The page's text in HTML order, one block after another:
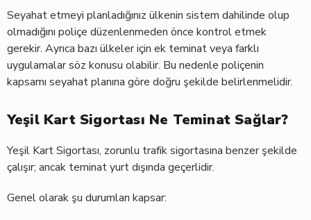
Seyahat etmeyi planladığınız ülkenin sistem dahilinde olup
olmadığını poliçe düzenlenmeden önce kontrol etmek
gerekir. Ayrıca bazı ülkeler için ek teminat veya farklı
uygulamalar söz konusu olabilir. Bu nedenle poliçenin
kapsamı seyahat planına göre doğru şekilde belirlenmelidir.
Yeşil Kart Sigortası Ne Teminat Sağlar?
Yeşil Kart Sigortası, zorunlu trafik sigortasına benzer şekilde
çalışır; ancak teminat yurt dışında geçerlidir.
Genel olarak şu durumları kapsar: